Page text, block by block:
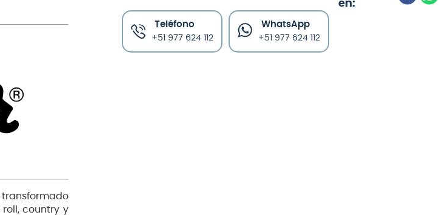
transformado
country y
Teléfono
+51 977 624 112
WhatsApp
+51 977 624 112